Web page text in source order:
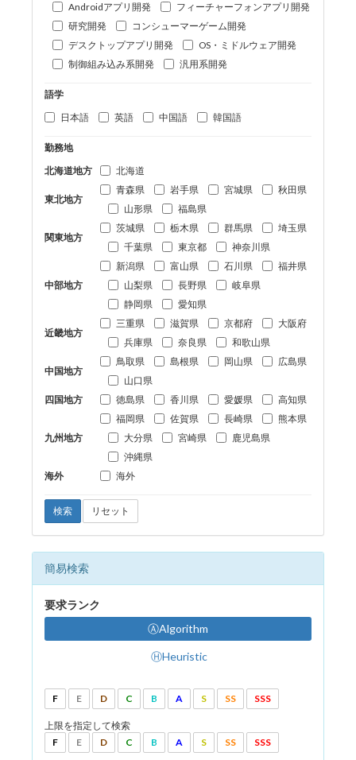
Androidアプリ開発
フィーチャーフォンアプリ開発
研究開発
コンシューマーゲーム開発
デスクトップアプリ開発
OS・ミドルウェア開発
制御組み込み系開発
汎用系開発
語学
日本語
英語 中国語 韓国語
勤務地
北海道地方
北海道
東北地方
青森県 岩手県 宮城県
秋田県
山形県
福島県
関東地方
茨城県 栃木県 群馬県
埼玉県
千葉県
東京都 神奈川県
中部地方
新潟県 富山県 石川県
福井県
山梨県
長野県
岐阜県
静岡県
愛知県
近畿地方
三重県 滋賀県 京都府
大阪府
兵庫県
奈良県 和歌山県
中国地方
鳥取県 島根県 岡山県
広島県
山口県
四国地方
徳島県 香川県 愛媛県 高知県
九州地方
福岡県 佐賀県 長崎県
熊本県
大分県
宮崎県
鹿児島県
沖縄県
海外
海外
検索 リセット
簡易検索
要求ランク
ⒶAlgorithm
ⒽHeuristic
F E D C B A S SS SSS
上限を指定して検索
F
E D C B A S SS SSS